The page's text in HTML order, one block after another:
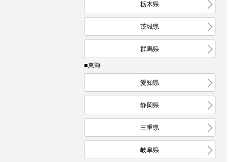
栃木県
茨城県
群馬県
■東海
愛知県
静岡県
三重県
岐阜県